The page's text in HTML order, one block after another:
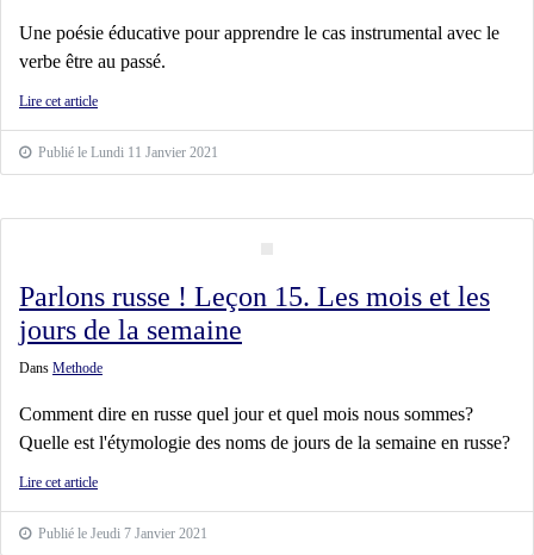
Une poésie éducative pour apprendre le cas instrumental avec le
verbe être au passé.
Lire cet article
Publié le Lundi 11 Janvier 2021
Parlons russe ! Leçon 15. Les mois et les
jours de la semaine
Dans Methode
Comment dire en russe quel jour et quel mois nous sommes?
Quelle est l'étymologie des noms de jours de la semaine en russe?
Lire cet article
Publié le Jeudi 7 Janvier 2021